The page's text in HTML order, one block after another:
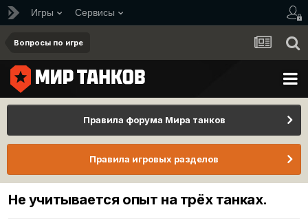
Игры Сервисы
Вопросы по игре
Правила форума Мира танков
Правила игровых разделов
Не учитывается опыт на трёх танках.